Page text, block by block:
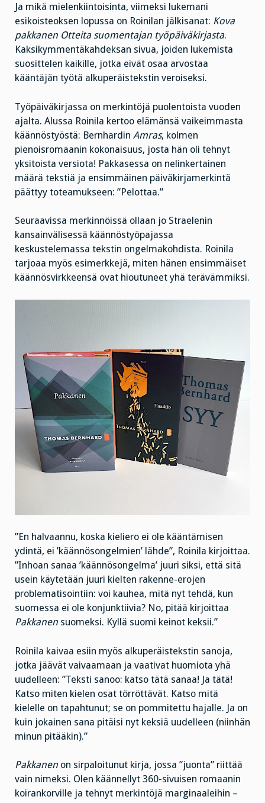
Ja mikä mielenkiintoisinta, viimeksi lukemani
esikoisteoksen lopussa on Roinilan jälkisanat: Kova
pakkanen Otteita suomentajan työpäiväkirjasta.
Kaksikymmentäkahdeksan sivua, joiden lukemista
suosittelen kaikille, jotka eivät osaa arvostaa
kääntäjän työtä alkuperäistekstin veroiseksi.
Työpäiväkirjassa on merkintöjä puolentoista vuoden
ajalta. Alussa Roinila kertoo elämänsä vaikeimmasta
käännöstyöstä: Bernhardin Amras, kolmen
pienoisromaanin kokonaisuus, josta hän oli tehnyt
yksitoista versiota! Pakkasessa on nelinkertainen
määrä tekstiä ja ensimmäinen päiväkirjamerkintä
päättyy toteamukseen: ”Pelottaa.”
Seuraavissa merkinnöissä ollaan jo Straelenin
kansainvälisessä käännöstyöpajassa
keskustelemassa tekstin ongelmakohdista. Roinila
tarjoaa myös esimerkkejä, miten hänen ensimmäiset
käännösvirkkeensä ovat hioutuneet yhä terävämmiksi.
”En halvaannu, koska kieliero ei ole kääntämisen
ydintä, ei ’käännösongelmien’ lähde”, Roinila kirjoittaa.
”Inhoan sanaa ’käännösongelma’ juuri siksi, että sitä
usein käytetään juuri kielten rakenne-erojen
problematisointiin: voi kauhea, mitä nyt tehdä, kun
suomessa ei ole konjunktiivia? No, pitää kirjoittaa
Pakkanen suomeksi. Kyllä suomi keinot keksii.”
Roinila kaivaa esiin myös alkuperäistekstin sanoja,
jotka jäävät vaivaamaan ja vaativat huomiota yhä
uudelleen: ”Teksti sanoo: katso tätä sanaa! Ja tätä!
Katso miten kielen osat törröttävät. Katso mitä
kielelle on tapahtunut; se on pommitettu hajalle. Ja on
kuin jokainen sana pitäisi nyt keksiä uudelleen (niinhän
minun pitääkin).”
Pakkanen on sirpaloitunut kirja, jossa ”juonta” riittää
vain nimeksi. Olen käännellyt 360-sivuisen romaanin
koirankorville ja tehnyt merkintöjä marginaaleihin –